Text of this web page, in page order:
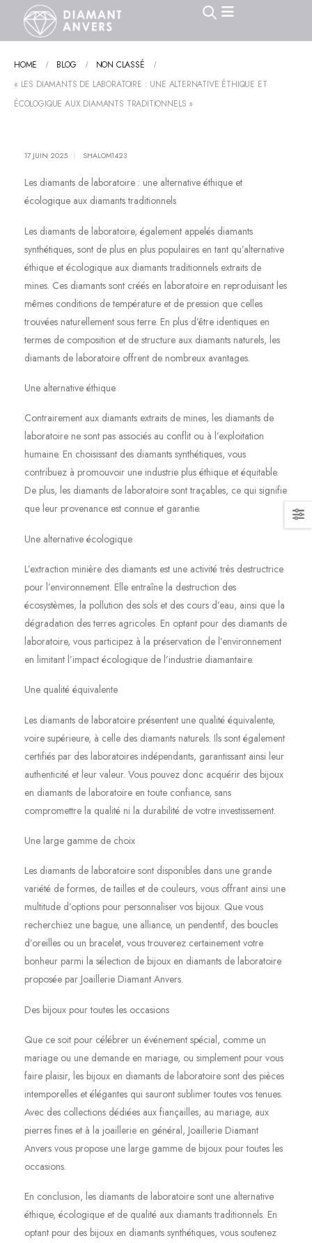
HOME BLOG
NON CLASSÉ
« LES DIAMANTS DE LABORATOIRE : UNE ALTERNATIVE ÉTHIQUE ET
ÉCOLOGIQUE AUX DIAMANTS TRADITIONNELS »
17 JUIN 2025 SHALOM1423
Les diamants de laboratoire : une alternative éthique et
écologique aux diamants traditionnels
Les diamants de laboratoire, également appelés diamants
synthétiques, sont de plus en plus populaires en tant qu’alternative
éthique et écologique aux diamants traditionnels extraits de
mines. Ces diamants sont créés en laboratoire en reproduisant les
mêmes conditions de température et de pression que celles
trouvées naturellement sous terre. En plus d’être identiques en
termes de composition et de structure aux diamants naturels, les
diamants de laboratoire offrent de nombreux avantages.
Une alternative éthique
Contrairement aux diamants extraits de mines, les diamants de
laboratoire ne sont pas associés au conflit ou à l’exploitation
humaine. En choisissant des diamants synthétiques, vous
contribuez à promouvoir une industrie plus éthique et équitable.
De plus, les diamants de laboratoire sont traçables, ce qui signifie
que leur provenance est connue et garantie.
Une alternative écologique
L’extraction minière des diamants est une activité très destructrice
pour l’environnement. Elle entraîne la destruction des
écosystèmes, la pollution des sols et des cours d’eau, ainsi que la
dégradation des terres agricoles. En optant pour des diamants de
laboratoire, vous participez à la préservation de l’environnement
en limitant l’impact écologique de l’industrie diamantaire.
Une qualité équivalente
Les diamants de laboratoire présentent une qualité équivalente,
voire supérieure, à celle des diamants naturels. Ils sont également
certifiés par des laboratoires indépendants, garantissant ainsi leur
authenticité et leur valeur. Vous pouvez donc acquérir des bijoux
en diamants de laboratoire en toute confiance, sans
compromettre la qualité ni la durabilité de votre investissement.
Une large gamme de choix
Les diamants de laboratoire sont disponibles dans une grande
variété de formes, de tailles et de couleurs, vous offrant ainsi une
multitude d’options pour personnaliser vos bijoux. Que vous
recherchiez une bague, une alliance, un pendentif, des boucles
d’oreilles ou un bracelet, vous trouverez certainement votre
bonheur parmi la sélection de bijoux en diamants de laboratoire
proposée par Joaillerie Diamant Anvers.
Des bijoux pour toutes les occasions
Que ce soit pour célébrer un événement spécial, comme un
mariage ou une demande en mariage, ou simplement pour vous
faire plaisir, les bijoux en diamants de laboratoire sont des pièces
intemporelles et élégantes qui sauront sublimer toutes vos tenues.
Avec des collections dédiées aux fiançailles, au mariage, aux
pierres fines et à la joaillerie en général, Joaillerie Diamant
Anvers vous propose une large gamme de bijoux pour toutes les
occasions.
En conclusion, les diamants de laboratoire sont une alternative
éthique, écologique et de qualité aux diamants traditionnels. En
optant pour des bijoux en diamants synthétiques, vous soutenez